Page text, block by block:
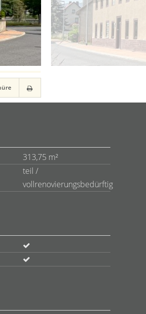
313,75 m²
teil /
vollrenovierungsbedürftig